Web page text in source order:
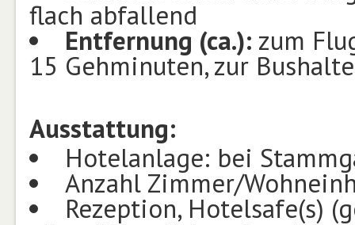
flach abfallend
Entfernung (ca.): zum
15 Gehminuten, zur
Ausstattung:
Hotelanlage: bei
Anzahl Zimmer/
Rezeption, Hotelsafe(s)